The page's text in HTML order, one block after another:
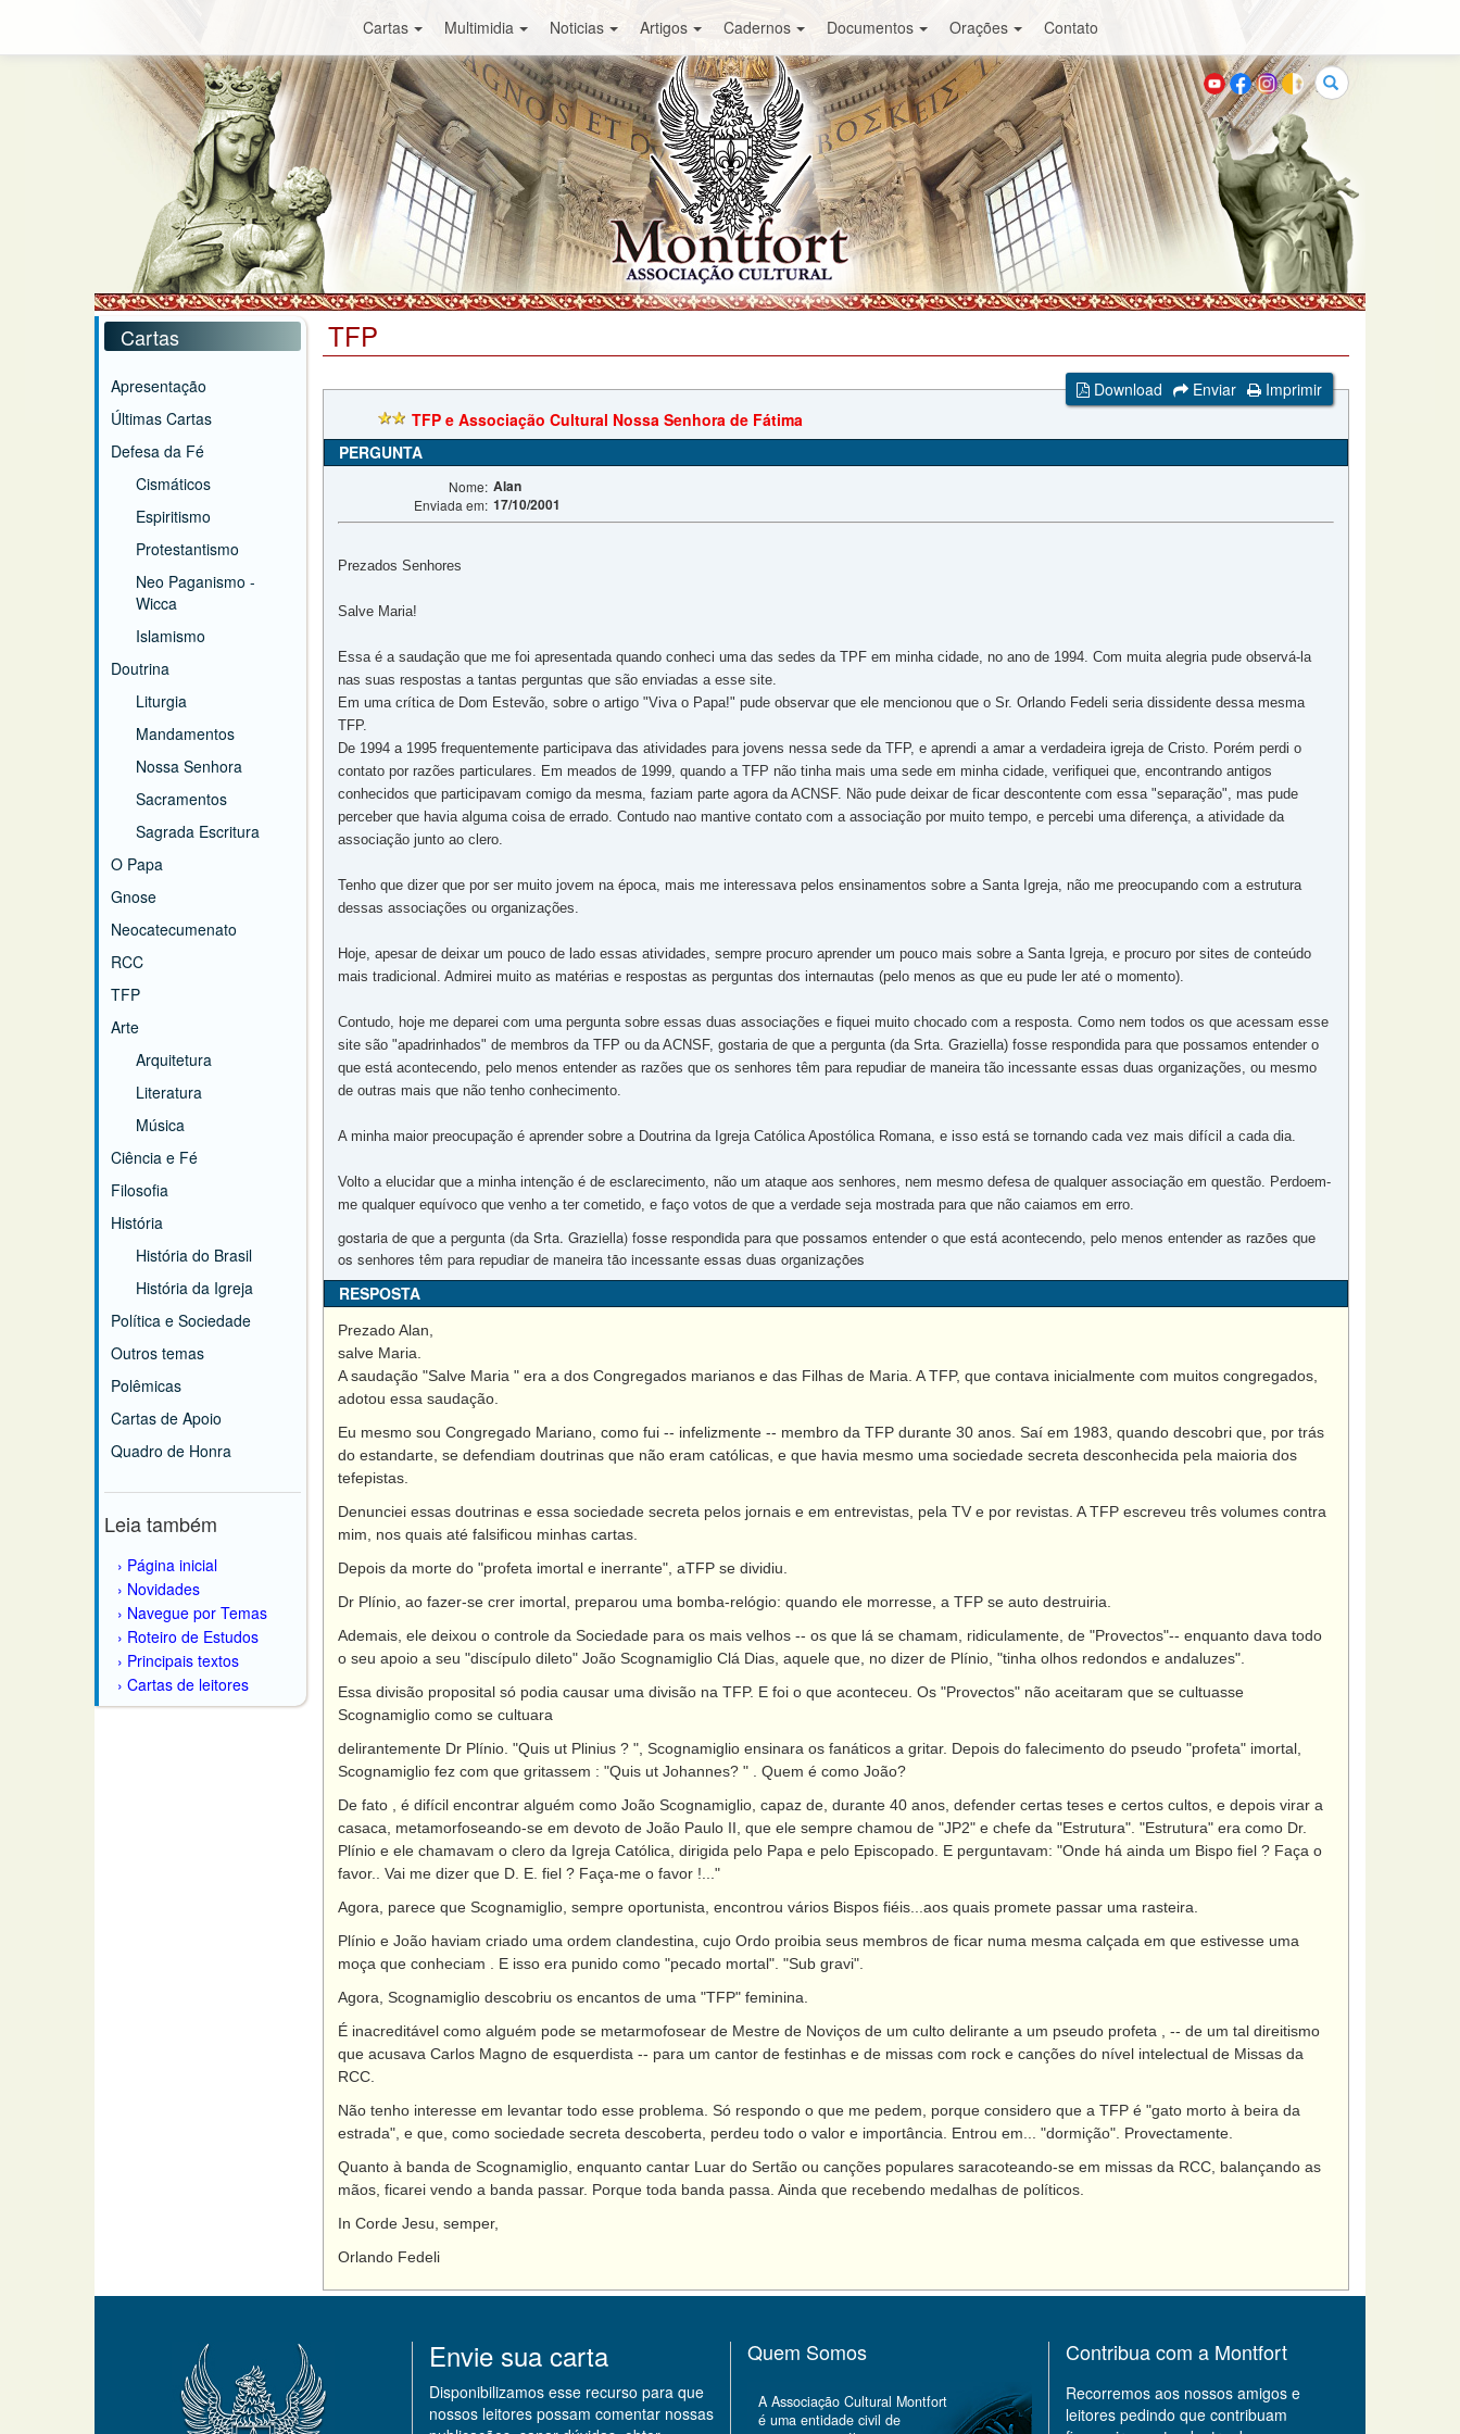
Cartas Multimidia Noticias Artigos Cadernos Documentos Orações Contato
Buscar
Cartas
Apresentação
Últimas Cartas
Defesa da Fé
Cismáticos
Espiritismo
Protestantismo
Neo Paganismo -
Wicca
Islamismo
Doutrina
Liturgia
Mandamentos
Nossa Senhora
Sacramentos
Sagrada Escritura
O Papa
Gnose
Neocatecumenato
RCC
TFP
Arte
Arquitetura
Literatura
Música
Ciência e Fé
Filosofia
História
História do Brasil
História da Igreja
Política e Sociedade
Outros temas
Polêmicas
Cartas de Apoio
Quadro de Honra
Leia também
Página inicial
Novidades
Navegue por Temas
Roteiro de Estudos
Principais textos
Cartas de leitores
TFP
Download Enviar
Imprimir
TFP e Associação Cultural Nossa Senhora de Fátima
PERGUNTA
Nome: Alan
Enviada em: 17/10/2001
Prezados Senhores
Salve Maria!
Essa é a saudação que me foi apresentada quando conheci uma das sedes da TPF em minha cidade, no ano de 1994. Com muita alegria pude observá-la
nas suas respostas a tantas perguntas que são enviadas a esse site.
Em uma crítica de Dom Estevão, sobre o artigo "Viva o Papa!" pude observar que ele mencionou que o Sr. Orlando Fedeli seria dissidente dessa mesma
TFP.
De 1994 a 1995 frequentemente participava das atividades para jovens nessa sede da TFP, e aprendi a amar a verdadeira igreja de Cristo. Porém perdi o
contato por razões particulares. Em meados de 1999, quando a TFP não tinha mais uma sede em minha cidade, verifiquei que, encontrando antigos
conhecidos que participavam comigo da mesma, faziam parte agora da ACNSF. Não pude deixar de ficar descontente com essa "separação", mas pude
perceber que havia alguma coisa de errado. Contudo nao mantive contato com a associação por muito tempo, e percebi uma diferença, a atividade da
associação junto ao clero.
Tenho que dizer que por ser muito jovem na época, mais me interessava pelos ensinamentos sobre a Santa Igreja, não me preocupando com a estrutura
dessas associações ou organizações.
Hoje, apesar de deixar um pouco de lado essas atividades, sempre procuro aprender um pouco mais sobre a Santa Igreja, e procuro por sites de conteúdo
mais tradicional. Admirei muito as matérias e respostas as perguntas dos internautas (pelo menos as que eu pude ler até o momento).
Contudo, hoje me deparei com uma pergunta sobre essas duas associações e fiquei muito chocado com a resposta. Como nem todos os que acessam esse
site são "apadrinhados" de membros da TFP ou da ACNSF, gostaria de que a pergunta (da Srta. Graziella) fosse respondida para que possamos entender o
que está acontecendo, pelo menos entender as razões que os senhores têm para repudiar de maneira tão incessante essas duas organizações, ou mesmo
de outras mais que não tenho conhecimento.
A minha maior preocupação é aprender sobre a Doutrina da Igreja Católica Apostólica Romana, e isso está se tornando cada vez mais difícil a cada dia.
Volto a elucidar que a minha intenção é de esclarecimento, não um ataque aos senhores, nem mesmo defesa de qualquer associação em questão. Perdoem-
me qualquer equívoco que venho a ter cometido, e faço votos de que a verdade seja mostrada para que não caiamos em erro.
gostaria de que a pergunta (da Srta. Graziella) fosse respondida para que possamos entender o que está acontecendo, pelo menos entender as razões que
os senhores têm para repudiar de maneira tão incessante essas duas organizações
RESPOSTA
Prezado Alan,
salve Maria.
A saudação "Salve Maria " era a dos Congregados marianos e das Filhas de Maria. A TFP, que contava inicialmente com muitos congregados,
adotou essa saudação.
Eu mesmo sou Congregado Mariano, como fui -- infelizmente -- membro da TFP durante 30 anos. Saí em 1983, quando descobri que, por trás
do estandarte, se defendiam doutrinas que não eram católicas, e que havia mesmo uma sociedade secreta desconhecida pela maioria dos
tefepistas.
Denunciei essas doutrinas e essa sociedade secreta pelos jornais e em entrevistas, pela TV e por revistas. A TFP escreveu três volumes contra
mim, nos quais até falsificou minhas cartas.
Depois da morte do "profeta imortal e inerrante", aTFP se dividiu.
Dr Plínio, ao fazer-se crer imortal, preparou uma bomba-relógio: quando ele morresse, a TFP se auto destruiria.
Ademais, ele deixou o controle da Sociedade para os mais velhos -- os que lá se chamam, ridiculamente, de "Provectos"-- enquanto dava todo
o seu apoio a seu "discípulo dileto" João Scognamiglio Clá Dias, aquele que, no dizer de Plínio, "tinha olhos redondos e andaluzes".
Essa divisão proposital só podia causar uma divisão na TFP. E foi o que aconteceu. Os "Provectos" não aceitaram que se cultuasse
Scognamiglio como se cultuara
delirantemente Dr Plínio. "Quis ut Plinius ? ", Scognamiglio ensinara os fanáticos a gritar. Depois do falecimento do pseudo "profeta" imortal,
Scognamiglio fez com que gritassem : "Quis ut Johannes? " . Quem é como João?
De fato , é difícil encontrar alguém como João Scognamiglio, capaz de, durante 40 anos, defender certas teses e certos cultos, e depois virar a
casaca, metamorfoseando-se em devoto de João Paulo II, que ele sempre chamou de "JP2" e chefe da "Estrutura". "Estrutura" era como Dr.
Plínio e ele chamavam o clero da Igreja Católica, dirigida pelo Papa e pelo Episcopado. E perguntavam: "Onde há ainda um Bispo fiel ? Faça o
favor.. Vai me dizer que D. E. fiel ? Faça-me o favor !..."
Agora, parece que Scognamiglio, sempre oportunista, encontrou vários Bispos fiéis...aos quais promete passar uma rasteira.
Plínio e João haviam criado uma ordem clandestina, cujo Ordo proibia seus membros de ficar numa mesma calçada em que estivesse uma
moça que conheciam . E isso era punido como "pecado mortal". "Sub gravi".
Agora, Scognamiglio descobriu os encantos de uma "TFP" feminina.
É inacreditável como alguém pode se metarmofosear de Mestre de Noviços de um culto delirante a um pseudo profeta , -- de um tal direitismo
que acusava Carlos Magno de esquerdista -- para um cantor de festinhas e de missas com rock e canções do nível intelectual de Missas da
RCC.
Não tenho interesse em levantar todo esse problema. Só respondo o que me pedem, porque considero que a TFP é "gato morto à beira da
estrada", e que, como sociedade secreta descoberta, perdeu todo o valor e importância. Entrou em... "dormição". Provectamente.
Quanto à banda de Scognamiglio, enquanto cantar Luar do Sertão ou canções populares saracoteando-se em missas da RCC, balançando as
mãos, ficarei vendo a banda passar. Porque toda banda passa. Ainda que recebendo medalhas de políticos.
In Corde Jesu, semper,
Orlando Fedeli
Envie sua carta
Disponibilizamos esse recurso para que
nossos leitores possam comentar nossas
Quem Somos
A Associação Cultural Montfort
é uma entidade civil de
Contribua com a Montfort
Recorremos aos nossos amigos e
leitores pedindo que contribuam